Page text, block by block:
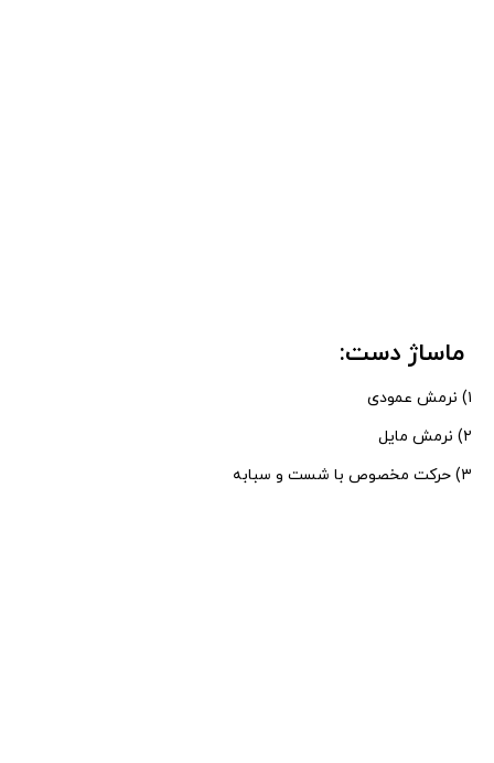
ماساژ دست:
۱) نرمش عمودی
۲) نرمش مایل
۳) حرکت مخصوص با شست و سبابه